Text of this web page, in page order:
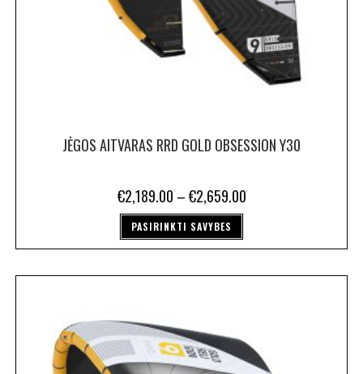
JĖGOS AITVARAS RRD GOLD OBSESSION Y30
€2,189.00 –€2,659.00
PASIRINKTI SAVYBES